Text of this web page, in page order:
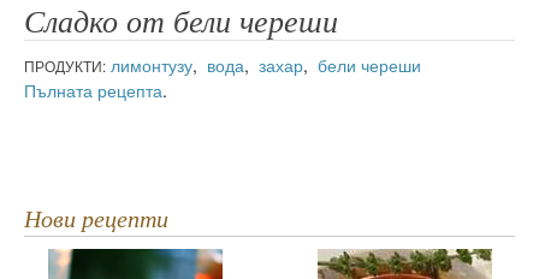
Сладко от бели череши
ПРОДУКТИ: лимонтузу, вода, захар, бели череши
Пълната рецепта.
Нови рецепти